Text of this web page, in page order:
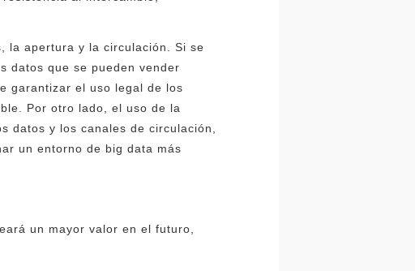
la apertura y la circulación. Si se
datos que se pueden vender
garantizar el uso legal de los
Por otro lado, el uso de la
datos y los canales de circulación,
un entorno de big data más
un mayor valor en el futuro,